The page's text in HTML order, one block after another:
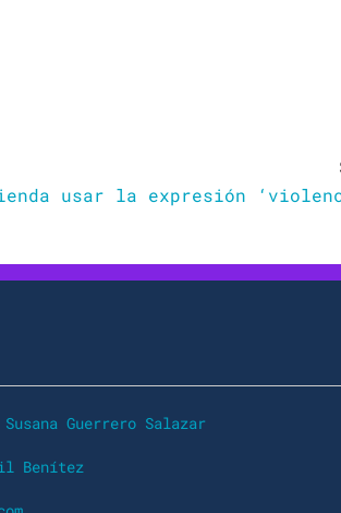
Susana Guerrero Salazar
Benítez